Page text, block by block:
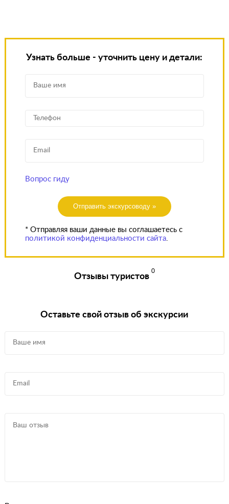
Узнать больше - уточнить цену и детали:
Вопрос гиду
Отправить экскурсоводу »
* Отправляя ваши данные вы соглашаетесь с
политикой конфиденциальности сайта.
Отзывы туристов
0
Оставьте свой отзыв об экскурсии